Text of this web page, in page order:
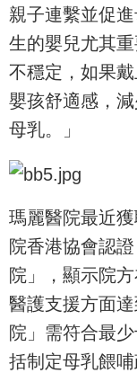
親子連繫並促
生的嬰兒尤其
不穩定，如果
嬰孩舒適感，
母乳。」
瑪麗醫院最近
院香港協會認
院」，顯示院
醫護支援方面
院」需符合最
括制定母乳餵